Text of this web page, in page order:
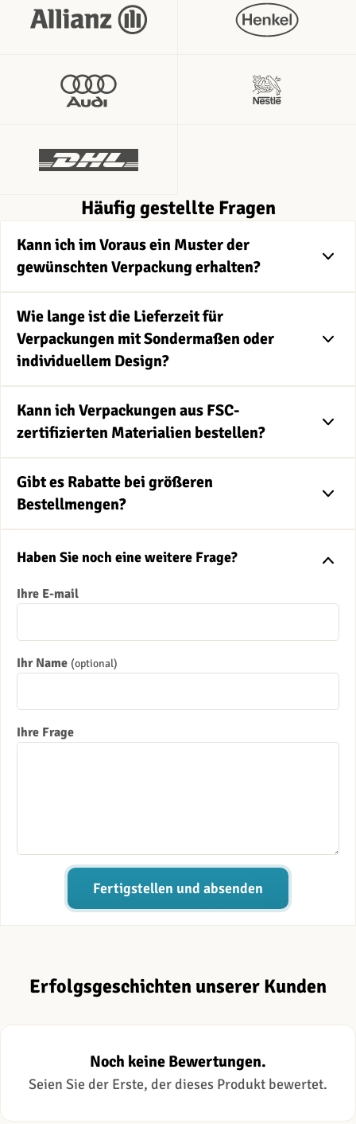
Häufig gestellte Fragen
Kann ich im Voraus ein Muster der
gewünschten Verpackung erhalten?
Wie lange ist die Lieferzeit für
Verpackungen mit Sondermaßen oder
individuellem Design?
Kann ich Verpackungen aus FSC-
zertifizierten Materialien bestellen?
Gibt es Rabatte bei größeren
Bestellmengen?
Haben Sie noch eine weitere Frage?
Ihre E-mail
Ihr Name (optional)
Ihre Frage
Fertigstellen und absenden
Erfolgsgeschichten unserer Kunden
Noch keine Bewertungen.
Seien Sie der Erste, der dieses Produkt bewertet.